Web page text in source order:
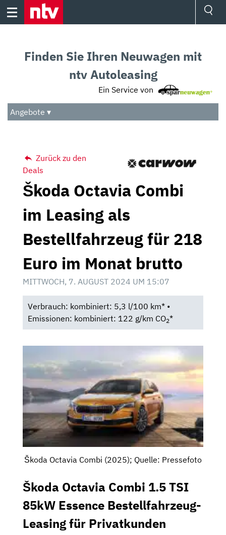
Skip
Audio
Das Beste
Finden Sie Ihren Neuwagen mit
ntv Autoleasing
Ein Service von
Angebote ▾
Zurück zu den
Deals
Škoda Octavia Combi
im Leasing als
Bestellfahrzeug für 218
Euro im Monat brutto
MITTWOCH, 7. AUGUST 2024 UM 15:07
Verbrauch: kombiniert: 5,3 l/100 km* •
Emissionen: kombiniert: 122 g/km CO2*
Škoda Octavia Combi (2025); Quelle: Pressefoto
Škoda Octavia Combi 1.5 TSI
85kW Essence Bestellfahrzeug-
Leasing für Privatkunden